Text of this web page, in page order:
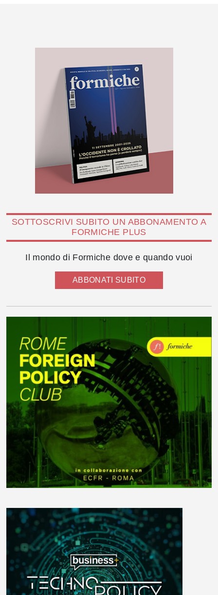
SOTTOSCRIVI SUBITO UN ABBONAMENTO A
FORMICHE PLUS
Il mondo di Formiche dove e quando vuoi
ABBONATI SUBITO